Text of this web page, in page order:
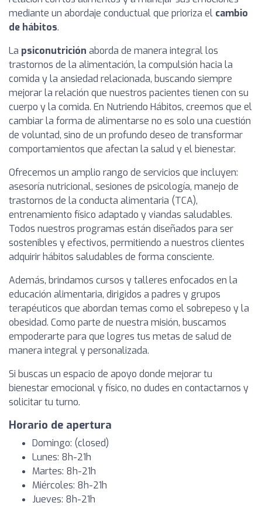
mediante un abordaje conductual que prioriza el cambio
de hábitos.
La psiconutrición aborda de manera integral los
trastornos de la alimentación, la compulsión hacia la
comida y la ansiedad relacionada, buscando siempre
mejorar la relación que nuestros pacientes tienen con su
cuerpo y la comida. En Nutriendo Hábitos, creemos que el
cambiar la forma de alimentarse no es solo una cuestión
de voluntad, sino de un profundo deseo de transformar
comportamientos que afectan la salud y el bienestar.
Ofrecemos un amplio rango de servicios que incluyen:
asesoría nutricional, sesiones de psicología, manejo de
trastornos de la conducta alimentaria (TCA),
entrenamiento físico adaptado y viandas saludables.
Todos nuestros programas están diseñados para ser
sostenibles y efectivos, permitiendo a nuestros clientes
adquirir hábitos saludables de forma consciente.
Además, brindamos cursos y talleres enfocados en la
educación alimentaria, dirigidos a padres y grupos
terapéuticos que abordan temas como el sobrepeso y la
obesidad. Como parte de nuestra misión, buscamos
empoderarte para que logres tus metas de salud de
manera integral y personalizada.
Si buscas un espacio de apoyo donde mejorar tu
bienestar emocional y físico, no dudes en contactarnos y
solicitar tu turno.
Horario de apertura
Domingo: (closed)
Lunes: 8h-21h
Martes: 8h-21h
Miércoles: 8h-21h
Jueves: 8h-21h